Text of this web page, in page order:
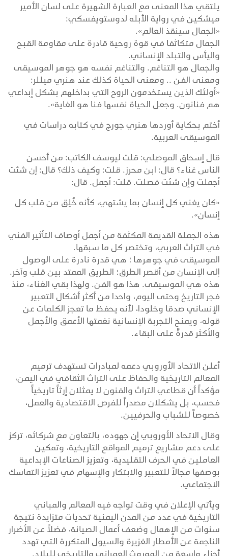
يلتقي هذا المعنى مع العبارة الشهيرة على لسان الأمير
ميشكين في رواية الأبله لدوستويفسكي:
«الجمال سينقذ العالم».
الجمال متكاثفا في قوة روحية قادرة على مقاومة القبح
واليأس والتبلد الإنساني.
والجمال هو التناغم. والتناغم نفسه هو جوهر الموسيقى
ومعنى الفن .. ومعنى الحياة كذلك عند هنري ميللر:
«أولئك الذين يستخدمون الروح التي بداخلهم بشكل إبداعي
هم فنانون. وجعل الحياة نفسها فنا هو الغاية».
أختم بحكاية أوردها هنري جورج في كتابه دراسات في
الموسيقى العربية.
قال إسحاق الموصلي: قلت ليوسف الكاتب: من أحسن
الناس غناء؟ قال: ابن محرز. قلت: وكيف ذلك؟ قال: إن شئت
أجملت وإن شئت فصلت. قلت: أجمل. قال:
«كان يغني كل إنسان بما يشتهي، كأنه خُلِق من قلب كل
إنسان».
هذه الجملة القديمة المكثفة من أجمل أوصاف التأثير الفني
في التراث العربي، وتختصر كل ما سبقها.
الموسيقى في جوهرها ؛ هي قدرة نادرة على الوصول
إلى الإنسان من أقصر الطرق؛ الطريق الممتد بين قلب وآخر.
هذه هي الموسيقى. هذا هو الفن. ولهذا بقي الغناء، منذ
فجر التاريخ وحتى اليوم، واحدا من أكثر أشكال التعبير
الإنساني صدقا وخلودا، لأنه يحفظ ما تعجز الكلمات عن
قوله، ويمنح التجربة الإنسانية نغمتها الأعمق والأجمل
والأكثر قدرةً على البقاء.
أعلن الاتحاد الأوروبي دعمه لمبادرات تستهدف ترميم
المعالم التاريخية والحفاظ على التراث الثقافي في اليمن،
مؤكداً أن قطاعي التراث والفنون لا يمثلان إرثاً تاريخياً
فحسب، بل يشكلان مصدراً للفرص الاقتصادية والعمل،
خصوصاً للشباب والحرفيين.
وقال الاتحاد الأوروبي إن جهوده، بالتعاون مع شركائه، تركز
على دعم مشاريع ترميم المواقع التاريخية، وتمكين
العاملين في الحرف التقليدية، وتعزيز الصناعات الإبداعية
بوصفها مجالاً للتعبير والابتكار والإسهام في تعزيز التماسك
الاجتماعي.
ويأتي الإعلان في وقت تواجه فيه المعالم والمباني
التاريخية في عدد من المدن اليمنية تحديات متزايدة نتيجة
سنوات من الإهمال وضعف أعمال الصيانة، فضلاً عن الأضرار
الناجمة عن الأمطار الغزيرة والسيول المتكررة التي تهدد